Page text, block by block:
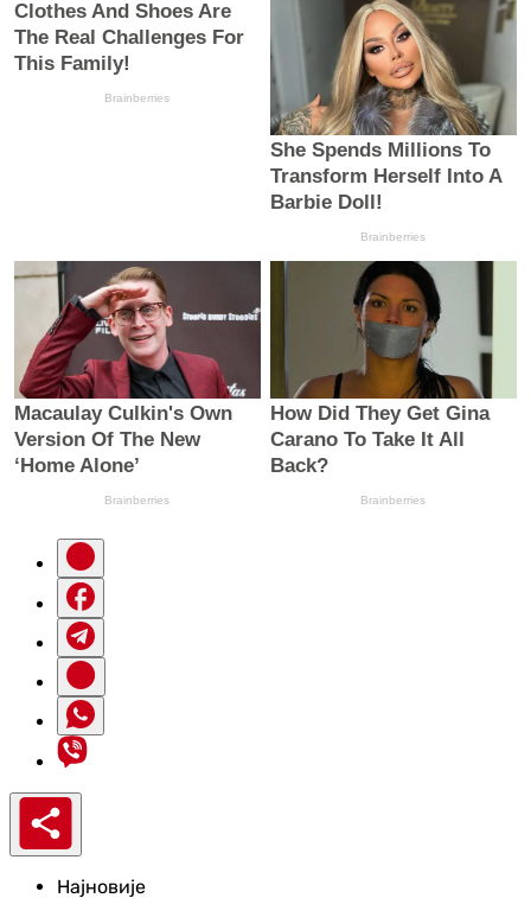
Најновије